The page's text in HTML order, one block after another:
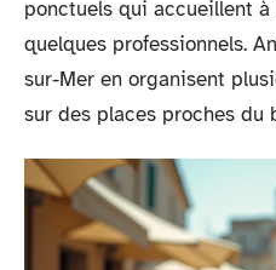
ponctuels qui accueillent
quelques professionnels.
sur-Mer en organisent
sur des places proches du